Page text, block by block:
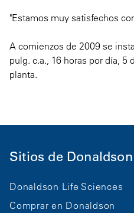
"Estamos muy satisfechos
A comienzos de 2009 se
pulg. c.a., 16 horas por día,
planta.
Sitios de Donaldson
Donaldson Life Sciences
Comprar en Donaldson